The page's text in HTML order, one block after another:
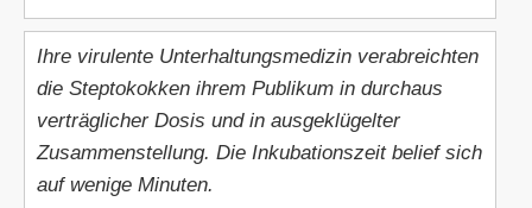
Ihre virulente Unterhaltungsmedizin verabreichten
die Steptokokken ihrem Publikum in durchaus
verträglicher Dosis und in ausgeklügelter
Zusammenstellung. Die Inkubationszeit belief sich
auf wenige Minuten.